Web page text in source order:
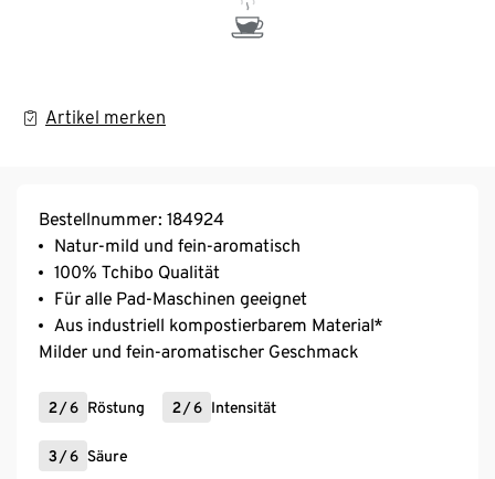
Artikel merken
Bestellnummer: 184924
Natur-mild und fein-aromatisch
100% Tchibo Qualität
Für alle Pad-Maschinen geeignet
Aus industriell kompostierbarem Material*
Milder und fein-aromatischer Geschmack
2 /6 Röstung 2 /6 Intensität
3 /6 Säure